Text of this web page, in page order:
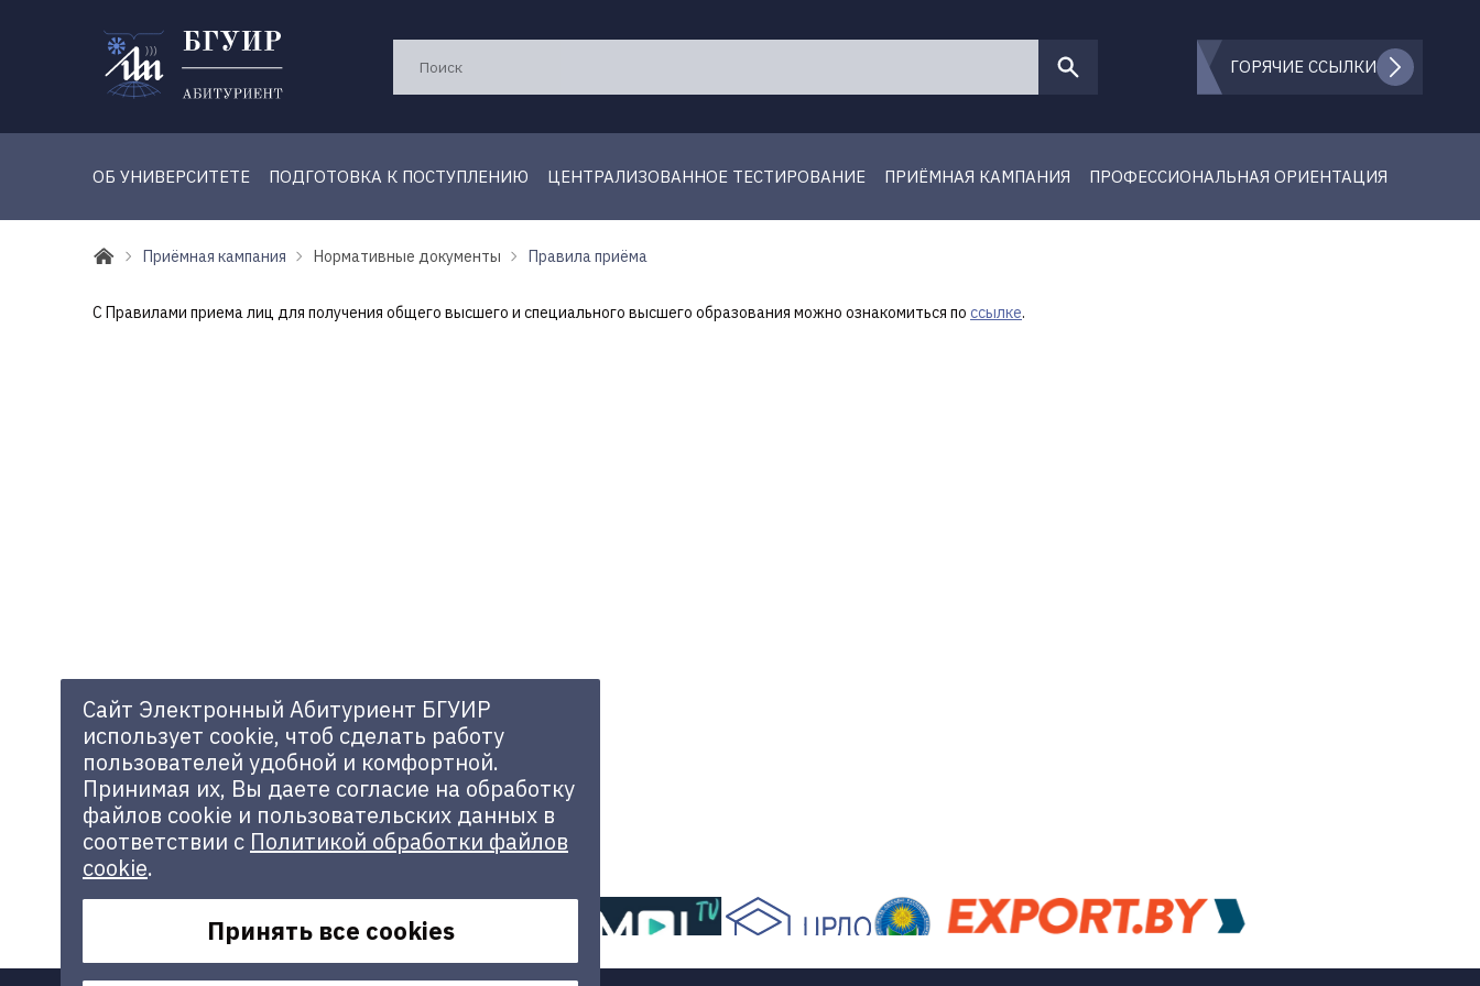
ГОРЯЧИЕ ССЫЛКИ
ОБ УНИВЕРСИТЕТЕ ПОДГОТОВКА К ПОСТУПЛЕНИЮ ЦЕНТРАЛИЗОВАННОЕ ТЕСТИРОВАНИЕ ПРИЁМНАЯ КАМПАНИЯ ПРОФЕССИОНАЛЬНАЯ ОРИЕНТАЦИЯ
Приёмная кампания Нормативные документы Правила приёма
С Правилами приема лиц для получения общего высшего и специального высшего образования можно ознакомиться по ссылке.
Сайт Электронный Абитуриент БГУИР
использует cookie, чтоб сделать работу
пользователей удобной и комфортной.
Принимая их, Вы даете согласие на обработку
файлов cookie и пользовательских данных в
соответствии с Политикой обработки файлов
cookie.
Принять все cookies